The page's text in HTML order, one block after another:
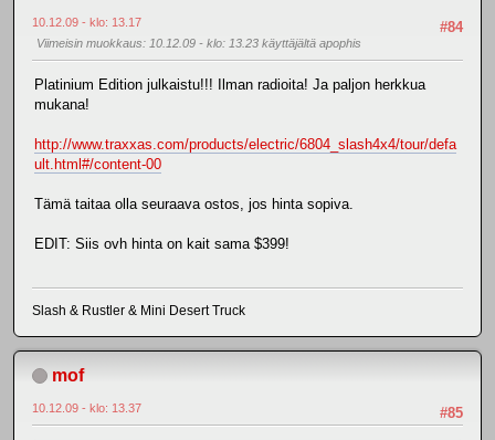
#84
10.12.09 - klo: 13.17
Viimeisin muokkaus: 10.12.09 - klo: 13.23 käyttäjältä apophis
Platinium Edition julkaistu!!! Ilman radioita! Ja paljon herkkua
mukana!
http://www.traxxas.com/products/electric/6804_slash4x4/tour/defa
ult.html#/content-00
Tämä taitaa olla seuraava ostos, jos hinta sopiva.
EDIT: Siis ovh hinta on kait sama $399!
Slash & Rustler & Mini Desert Truck
mof
#85
10.12.09 - klo: 13.37